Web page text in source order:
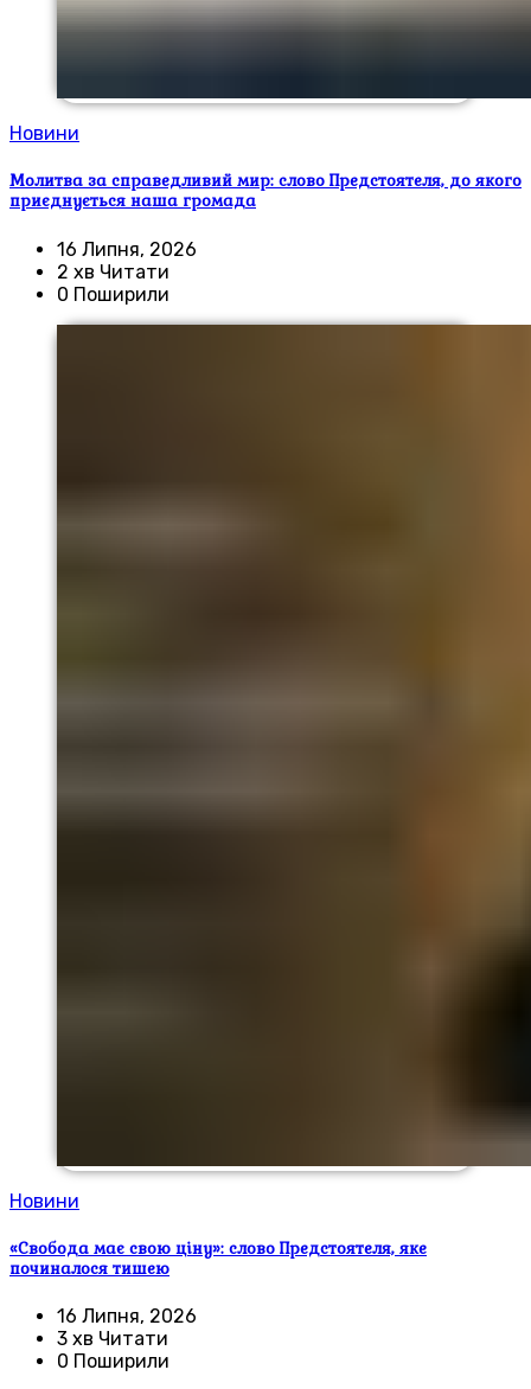
Новини
Молитва за справедливий мир: слово Предстоятеля, до якого
приєднується наша громада
16 Липня, 2026
2 хв Читати
0 Поширили
Новини
«Свобода має свою ціну»: слово Предстоятеля, яке
починалося тишею
16 Липня, 2026
3 хв Читати
0 Поширили